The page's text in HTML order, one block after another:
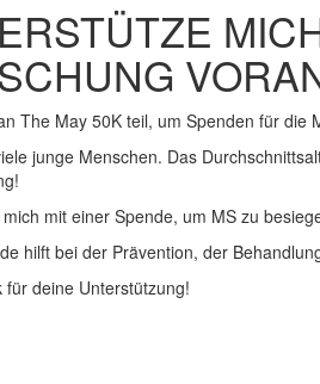
The May 50K teil, um Spenden für die
junge Menschen. Das
mit einer Spende, um MS zu
hilft bei der Prävention, der
für deine Unterstützung!